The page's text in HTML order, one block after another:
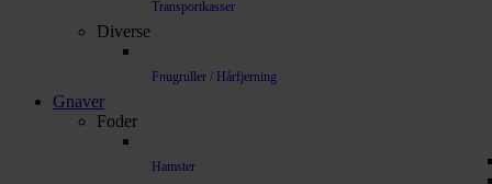
Transportkasser
Diverse
Fnugruller / Hårfjerning
Gnaver
Foder
Hamster